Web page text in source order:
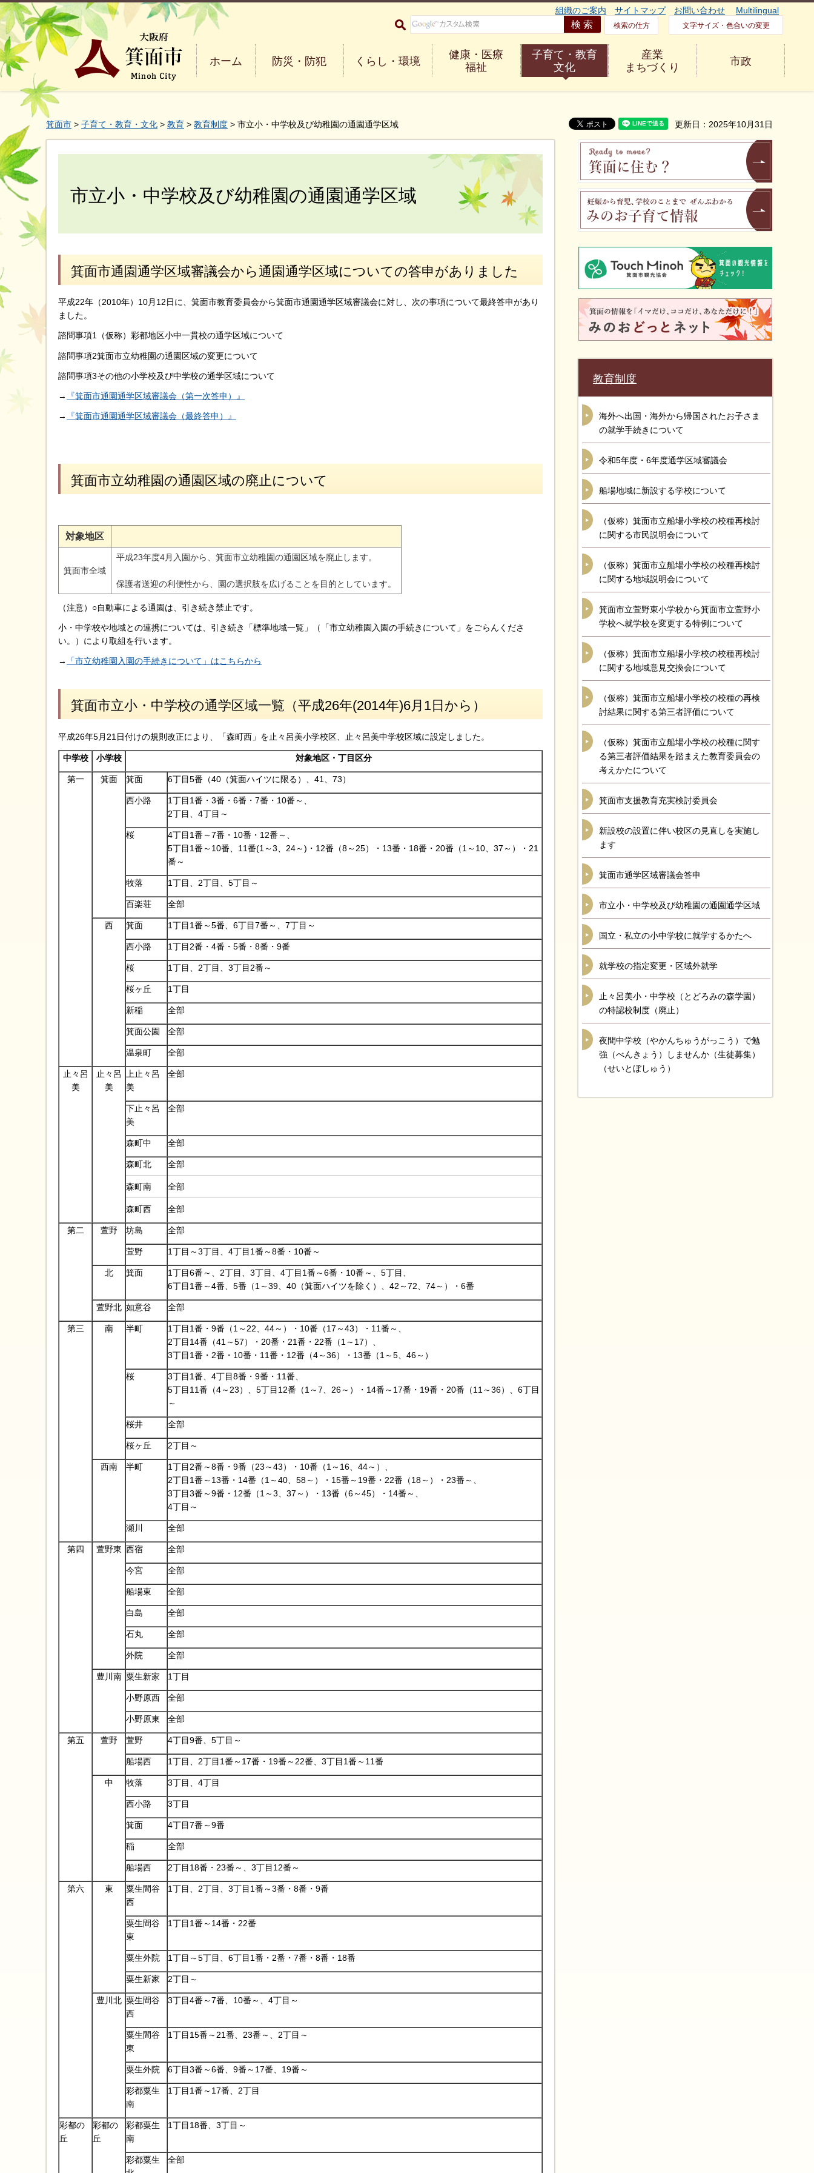
大阪府箕面市 Minoh City
組織のご案内 サイトマップ お問い合わせ Multilingual
検索の仕方 文字サイズ・色合いの変更
ホーム 防災・防犯 くらし・環境
健康・医療
福祉
子育て・教育
文化
産業
まちづくり
市政
箕面市 > 子育て・教育・文化 > 教育 > 教育制度 > 市立小・中学校及び幼稚園の通園通学区域 更新日：2025年10月31日
市立小・中学校及び幼稚園の通園通学区域
箕面市通園通学区域審議会から通園通学区域についての答申がありました
平成22年（2010年）10月12日に、箕面市教育委員会から箕面市通園通学区域審議会に対し、次の事項について最終答申があり
ました。
諮問事項1（仮称）彩都地区小中一貫校の通学区域について
諮問事項2箕面市立幼稚園の通園区域の変更について
諮問事項3その他の小学校及び中学校の通学区域について
→ 『箕面市通園通学区域審議会（第一次答申）』
→ 『箕面市通園通学区域審議会（最終答申）』
箕面市立幼稚園の通園区域の廃止について
対象地区
箕面市全域
平成23年度4月入園から、箕面市立幼稚園の通園区域を廃止します。
保護者送迎の利便性から、園の選択肢を広げることを目的としています。
（注意）○自動車による通園は、引き続き禁止です。
小・中学校や地域との連携については、引き続き「標準地域一覧」（「市立幼稚園入園の手続きについて」をごらんくださ
い。）により取組を行います。
→ 「市立幼稚園入園の手続きについて」はこちらから
箕面市立小・中学校の通学区域一覧（平成26年(2014年)6月1日から）
平成26年5月21日付けの規則改正により、「森町西」を止々呂美小学校区、止々呂美中学校区域に設定しました。
中学校 小学校 対象地区・丁目区分
第一 箕面 箕面 6丁目5番（40（箕面ハイツに限る）、41、73）
西小路
1丁目1番・3番・6番・7番・10番～、
2丁目、4丁目～
桜
4丁目1番～7番・10番・12番～、
5丁目1番～10番、11番(1～3、24～)・12番（8～25）・13番・18番・20番（1～10、37～）・21
番～
牧落 1丁目、2丁目、5丁目～
百楽荘 全部
西 箕面 1丁目1番～5番、6丁目7番～、7丁目～
西小路 1丁目2番・4番・5番・8番・9番
桜 1丁目、2丁目、3丁目2番～
桜ヶ丘 1丁目
新稲 全部
箕面公園 全部
温泉町 全部
止々呂
美
止々呂
美
上止々呂
美
全部
下止々呂
美
全部
森町中 全部
森町北
森町南
森町西
全部
全部
全部
第二 萱野 坊島 全部
萱野 1丁目～3丁目、4丁目1番～8番・10番～
北 箕面
1丁目6番～、2丁目、3丁目、4丁目1番～6番・10番～、5丁目、
6丁目1番～4番、5番（1～39、40（箕面ハイツを除く）、42～72、74～）・6番
萱野北 如意谷 全部
第三 南 半町
1丁目1番・9番（1～22、44～）・10番（17～43）・11番～、
2丁目14番（41～57）・20番・21番・22番（1～17）、
3丁目1番・2番・10番・11番・12番（4～36）・13番（1～5、46～）
桜
3丁目1番、4丁目8番・9番・11番、
5丁目11番（4～23）、5丁目12番（1～7、26～）・14番～17番・19番・20番（11～36）、6丁目
～
桜井 全部
桜ヶ丘 2丁目～
西南 半町
1丁目2番～8番・9番（23～43）・10番（1～16、44～）、
2丁目1番～13番・14番（1～40、58～）・15番～19番・22番（18～）・23番～、
3丁目3番～9番・12番（1～3、37～）・13番（6～45）・14番～、
4丁目～
瀬川 全部
第四 萱野東 西宿 全部
今宮 全部
船場東 全部
白島 全部
石丸 全部
外院 全部
豊川南 粟生新家 1丁目
小野原西 全部
小野原東 全部
第五 萱野 萱野 4丁目9番、5丁目～
船場西 1丁目、2丁目1番～17番・19番～22番、3丁目1番～11番
中 牧落 3丁目、4丁目
西小路 3丁目
箕面 4丁目7番～9番
稲 全部
船場西 2丁目18番・23番～、3丁目12番～
第六 東
粟生間谷
西
1丁目、2丁目、3丁目1番～3番・8番・9番
粟生間谷
東
1丁目1番～14番・22番
粟生外院 1丁目～5丁目、6丁目1番・2番・7番・8番・18番
粟生新家 2丁目～
豊川北 粟生間谷
西
3丁目4番～7番、10番～、4丁目～
粟生間谷
東
1丁目15番～21番、23番～、2丁目～
粟生外院 6丁目3番～6番、9番～17番、19番～
彩都粟生
南
1丁目1番～17番、2丁目
彩都の
丘
彩都の
丘
彩都粟生
南
1丁目18番、3丁目～
彩都粟生
全部
教育制度
海外へ出国・海外から帰国されたお子さま
の就学手続きについて
令和5年度・6年度通学区域審議会
船場地域に新設する学校について
（仮称）箕面市立船場小学校の校種再検討
に関する市民説明会について
（仮称）箕面市立船場小学校の校種再検討
に関する地域説明会について
箕面市立萱野東小学校から箕面市立萱野小
学校へ就学校を変更する特例について
（仮称）箕面市立船場小学校の校種再検討
に関する地域意見交換会について
（仮称）箕面市立船場小学校の校種の再検
討結果に関する第三者評価について
（仮称）箕面市立船場小学校の校種に関す
る第三者評価結果を踏まえた教育委員会の
考えかたについて
箕面市支援教育充実検討委員会
新設校の設置に伴い校区の見直しを実施し
ます
箕面市通学区域審議会答申
市立小・中学校及び幼稚園の通園通学区域
国立・私立の小中学校に就学するかたへ
就学校の指定変更・区域外就学
止々呂美小・中学校（とどろみの森学園）
の特認校制度（廃止）
夜間中学校（やかんちゅうがっこう）で勉
強（べんきょう）しませんか（生徒募集）
（せいとぼしゅう）